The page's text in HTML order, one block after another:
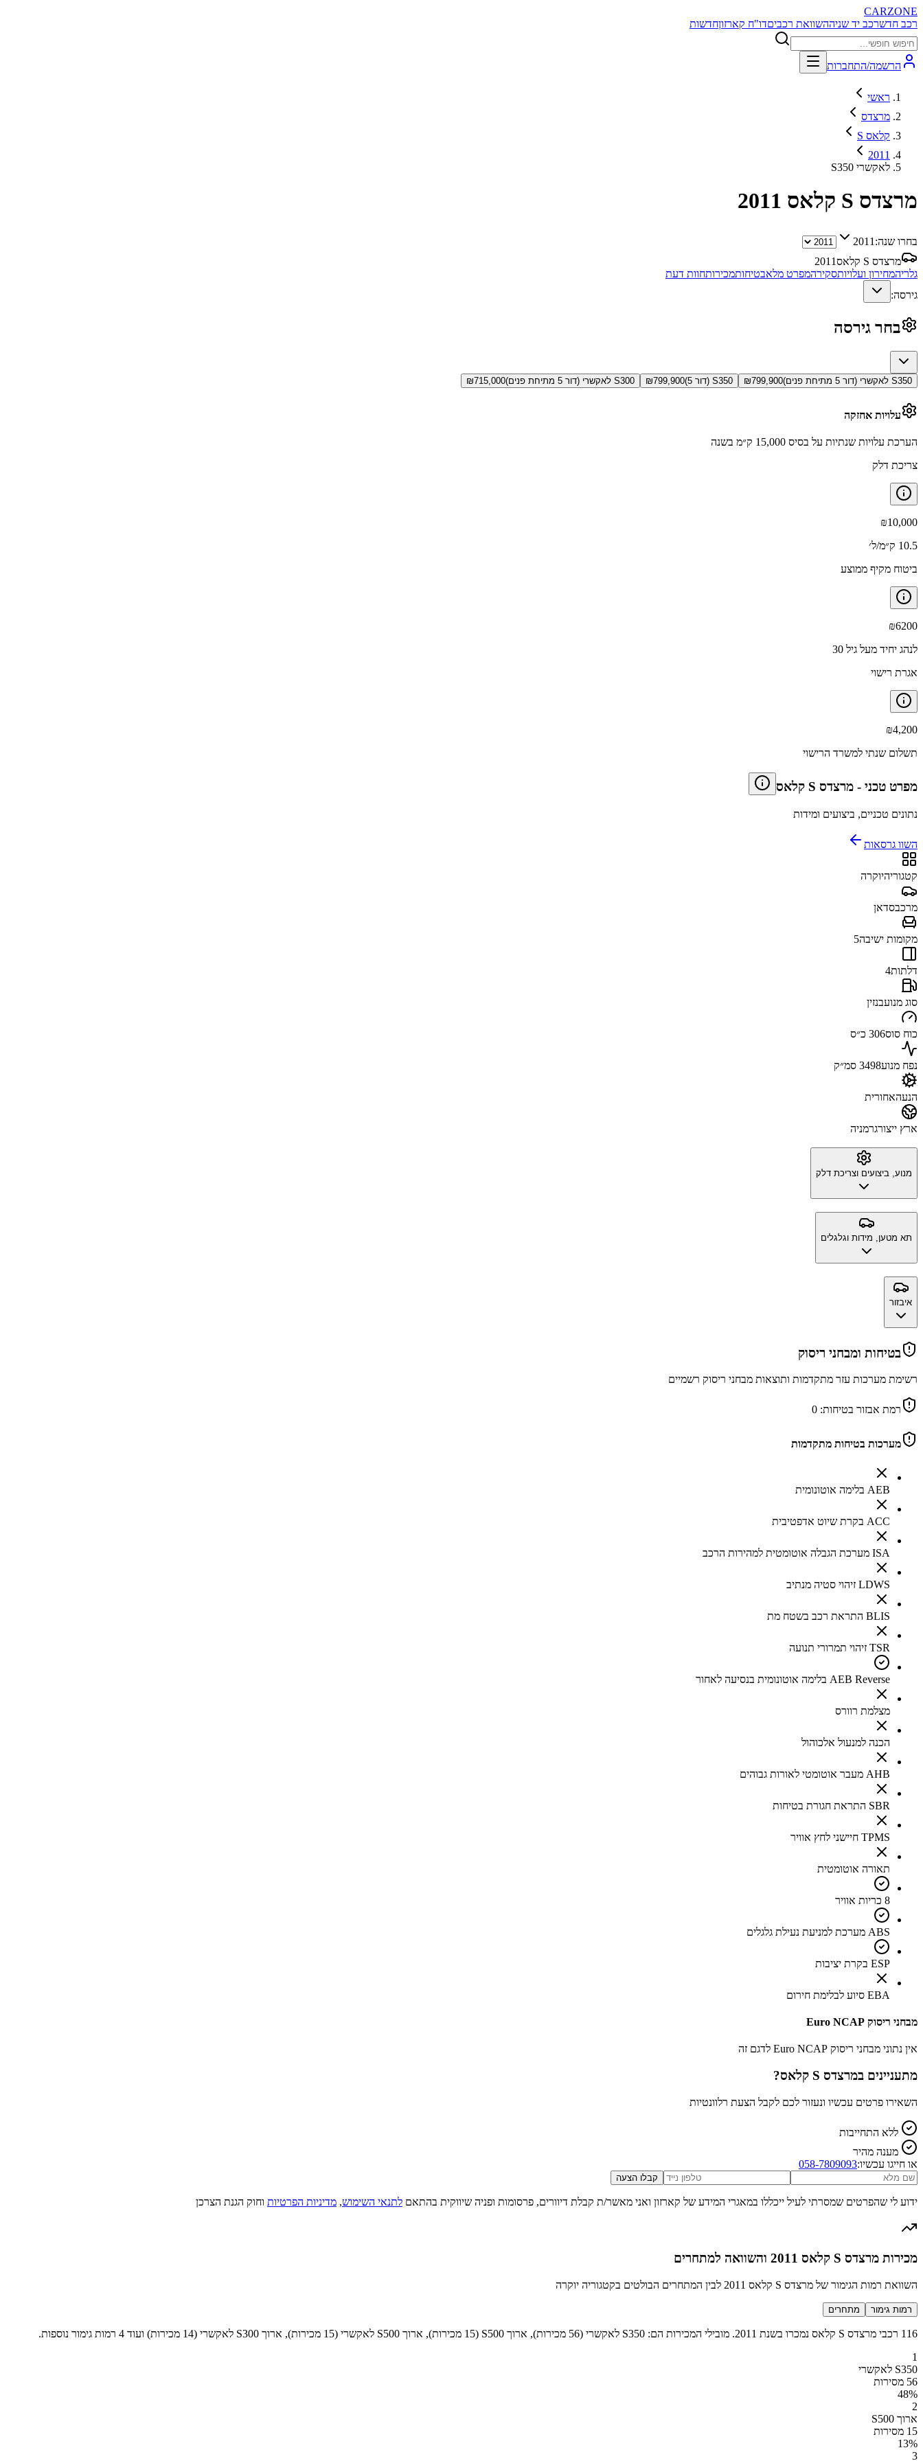
CARZONE
רכב חדשרכב יד שניההשוואת רכביםדו"ח קארזוןחדשות
הרשמה/התחברות
ראשי
מרצדס
S קלאס
2011
S350 לאקשרי
מרצדס S קלאס 2011
בחרו שנה: 2011
מרצדס S קלאס
2011
גלריהמחירון ועלויותסקירהמפרט מלאבטיחותמכירותחוות דעת
גירסה:
בחר גירסה
S350 לאקשרי (דור 5 מתיחת פנים) ₪799,900 S350 (דור 5) ₪799,900 S300 לאקשרי (דור 5 מתיחת פנים) ₪715,000
עלויות אחזקה
הערכת עלויות שנתיות על בסיס 15,000 ק״מ בשנה
צריכת דלק
₪10,000
10.5 ק״מ/ל׳
ביטוח מקיף ממוצע
₪6200
לנהג יחיד מעל גיל 30
אגרת רישוי
₪4,200
תשלום שנתי למשרד הרישוי
מפרט טכני - מרצדס S קלאס
נתונים טכניים, ביצועים ומידות
השוו גרסאות
קטגוריהיוקרה
מרכבסדאן
מקומות ישיבה5
דלתות4
סוג מנועבנזין
כוח סוס306 כ״ס
נפח מנוע3498 סמ״ק
הנעהאחורית
ארץ ייצורגרמניה
מנוע, ביצועים וצריכת דלק
תא מטען, מידות וגלגלים
איבזור
בטיחות ומבחני ריסוק
רשימת מערכות עזר מתקדמות ותוצאות מבחני ריסוק רשמיים
רמת אבזור בטיחות: 0
מערכות בטיחות מתקדמות
AEB בלימה אוטונומית
ACC בקרת שיוט אדפטיבית
ISA מערכת הגבלה אוטומטית למהירות הרכב
LDWS זיהוי סטיה מנתיב
BLIS התראת רכב בשטח מת
TSR זיהוי תמרורי תנועה
AEB Reverse בלימה אוטונומית בנסיעה לאחור
מצלמת רוורס
הכנה למנעול אלכוהול
AHB מעבר אוטומטי לאורות גבוהים
SBR התראת חגורת בטיחות
TPMS חיישני לחץ אוויר
תאורה אוטומטית
8 כריות אוויר
ABS מערכת למניעת נעילת גלגלים
ESP בקרת יציבות
EBA סיוע לבלימת חירום
מבחני ריסוק Euro NCAP
אין נתוני מבחני ריסוק Euro NCAP לדגם זה
מתעניינים במרצדס S קלאס ?
השאירו פרטים עכשיו ונעזור לכם לקבל הצעת רלוונטיות
ללא התחייבות
מענה מהיר
או חייגו עכשיו:058-7809093
קבלו הצעה
ידוע לי שהפרטים שמסרתי לעיל ייכללו במאגרי המידע של קארזון ואני מאשר/ת קבלת דיוורים, פרסומות ופניה שיווקית בהתאם לתנאי השימוש, מדיניות הפרטיות וחוק הגנת הצרכן
מכירות מרצדס S קלאס 2011 והשוואה למתחרים
השוואת רמות הגימור של מרצדס S קלאס 2011 לבין המתחרים הבולטים בקטגוריה יוקרה
רמות גימור מתחרים
116 רכבי מרצדס S קלאס נמכרו בשנת 2011. מובילי המכירות הם: S350 לאקשרי (56 מכירות), ארוך S500 (15 מכירות), ארוך S500 לאקשרי (15 מכירות), ארוך S300 לאקשרי (14 מכירות) ועוד 4 רמות גימור נוספות.
1
S350 לאקשרי
56 מסירות
48%
2
ארוך S500
15 מסירות
13%
3